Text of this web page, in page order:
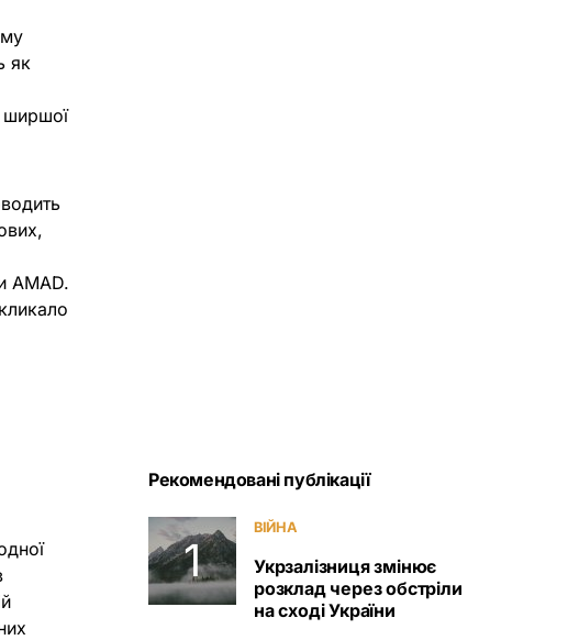
як
ширшої
AMAD.
Рекомендовані публікації
ВІЙНА
Укрзалізниця змінює
розклад через обстріли
на сході України